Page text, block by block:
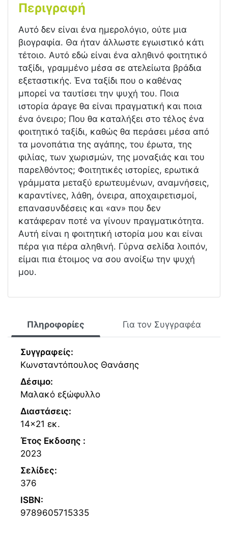
Περιγραφή
Αυτό δεν είναι ένα ημερολόγιο, ούτε μια
βιογραφία. Θα ήταν άλλωστε εγωιστικό κάτι
τέτοιο. Αυτό εδώ είναι ένα αληθινό φοιτητικό
ταξίδι, γραμμένο μέσα σε ατελείωτα βράδια
εξεταστικής. Ένα ταξίδι που ο καθένας
μπορεί να ταυτίσει την ψυχή του. Ποια
ιστορία άραγε θα είναι πραγματική και ποια
ένα όνειρο; Που θα καταλήξει στο τέλος ένα
φοιτητικό ταξίδι, καθώς θα περάσει μέσα από
τα μονοπάτια της αγάπης, του έρωτα, της
φιλίας, των χωρισμών, της μοναξιάς και του
παρελθόντος; Φοιτητικές ιστορίες, ερωτικά
γράμματα μεταξύ ερωτευμένων, αναμνήσεις,
καραντίνες, λάθη, όνειρα, αποχαιρετισμοί,
επανασυνδέσεις και «αν» που δεν
κατάφεραν ποτέ να γίνουν πραγματικότητα.
Αυτή είναι η φοιτητική ιστορία μου και είναι
πέρα για πέρα αληθινή. Γύρνα σελίδα λοιπόν,
είμαι πια έτοιμος να σου ανοίξω την ψυχή
μου.
Πληροφορίες Για τον Συγγραφέα
Συγγραφείς:
Κωνσταντόπουλος Θανάσης
Δέσιμο:
Μαλακό εξώφυλλο
Διαστάσεις:
14x21 εκ.
Έτος Εκδοσης :
2023
Σελίδες:
376
ISBN:
9789605715335